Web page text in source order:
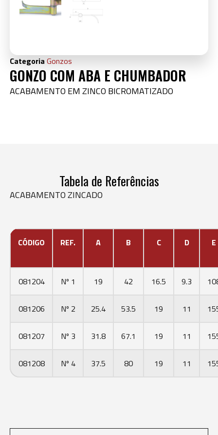
Categoria Gonzos
GONZO COM ABA E CHUMBADOR
ACABAMENTO EM ZINCO BICROMATIZADO
Tabela de Referências
ACABAMENTO ZINCADO
CÓDIGO REF. A B C D E
081204 Nº 1 19 42 16.5 9.3
081206 Nº 2 25.4 53.5 19 11
081207 Nº 3 31.8 67.1 19 11
081208 Nº 4 37.5 80 19 11